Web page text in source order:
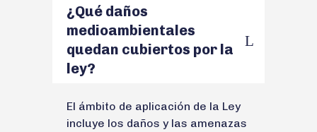
¿Qué daños
medioambientales
quedan cubiertos por la
ley?
El ámbito de aplicación de la Ley
incluye los daños y las amenazas